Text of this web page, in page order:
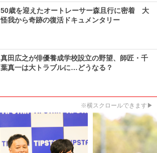
50歳を迎えたオートレーサー森且行に密着 大
怪我から奇跡の復活ドキュメンタリー
真田広之が俳優養成学校設立の野望、師匠・千
葉真一は大トラブルに…どうなる？
※横スクロールできます▶